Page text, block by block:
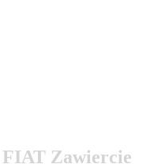
Zawiercie